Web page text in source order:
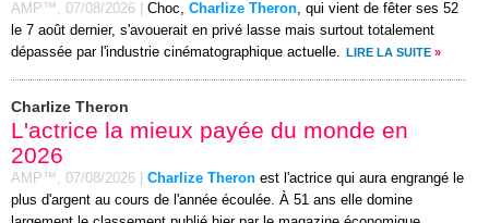
AMP™, 07/08/2026 Choc, Charlize Theron, qui vient de fêter ses 52
le 7 août dernier, s'avouerait en privé lasse mais surtout totalement
dépassée par l'industrie cinématographique actuelle.
LIRE LA SUITE »
Charlize Theron
L'actrice la mieux payée du monde en
2026
AMP™, 07/08/2026 Charlize Theron est l'actrice qui aura engrangé le
plus d'argent au cours de l'année écoulée. À 51 ans elle domine